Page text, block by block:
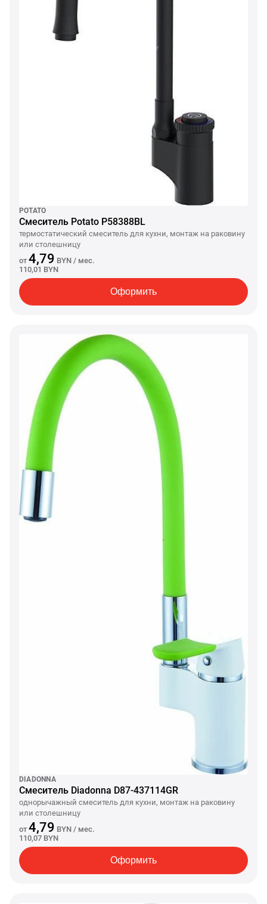
POTATO
Смеситель Potato P58388BL
термостатический смеситель для кухни, монтаж на раковину
или столешницу
от4,79 BYN / мес.
110,01 BYN
Оформить
DIADONNA
Смеситель Diadonna D87-437114GR
однорычажный смеситель для кухни, монтаж на раковину
или столешницу
от4,79 BYN / мес.
110,07 BYN
Оформить